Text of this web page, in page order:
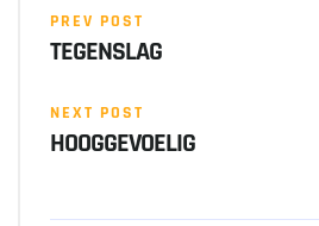
PREV POST
TEGENSLAG
NEXT POST
HOOGGEVOELIG